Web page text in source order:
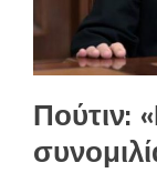
Πούτιν: